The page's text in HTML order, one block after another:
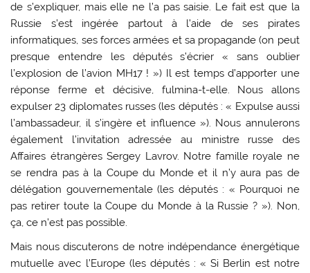
de s’expliquer, mais elle ne l’a pas saisie. Le fait est que la
Russie s’est ingérée partout à l’aide de ses pirates
informatiques, ses forces armées et sa propagande (on peut
presque entendre les députés s’écrier « sans oublier
l’explosion de l’avion MH17 ! ») Il est temps d’apporter une
réponse ferme et décisive, fulmina-t-elle. Nous allons
expulser 23 diplomates russes (les députés : « Expulse aussi
l’ambassadeur, il s’ingère et influence »). Nous annulerons
également l’invitation adressée au ministre russe des
Affaires étrangères Sergey Lavrov. Notre famille royale ne
se rendra pas à la Coupe du Monde et il n’y aura pas de
délégation gouvernementale (les députés : « Pourquoi ne
pas retirer toute la Coupe du Monde à la Russie ? »). Non,
ça, ce n’est pas possible.
Mais nous discuterons de notre indépendance énergétique
mutuelle avec l’Europe (les députés : « Si Berlin est notre